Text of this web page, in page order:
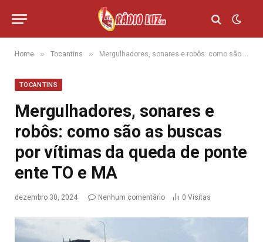
Home » Tocantins » Mergulhadores, sonares e robôs: como são as buscas por vítimas da queda de ponte ente TO e MA
TOCANTINS
Mergulhadores, sonares e
robôs: como são as buscas
por vítimas da queda de ponte
ente TO e MA
dezembro 30, 2024 Nenhum comentário 0 Visitas